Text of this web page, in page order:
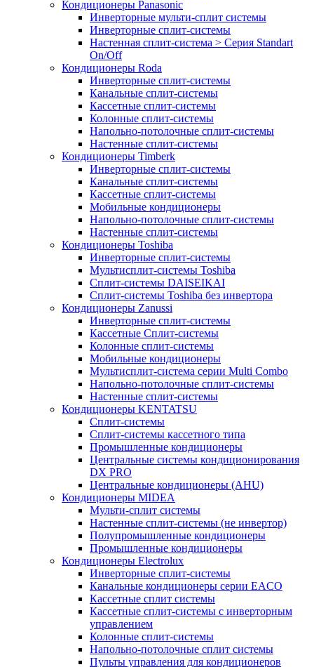
Кондиционеры Panasonic
Инверторные мульти-сплит системы
Инверторные сплит-системы
Настенная сплит-система > Серия Standart
On/Off
Кондиционеры Roda
Инверторные сплит-системы
Канальные сплит-системы
Кассетные сплит-системы
Колонные сплит-системы
Напольно-потолочные сплит-системы
Настенные сплит-системы
Кондиционеры Timberk
Инверторные сплит-системы
Канальные сплит-системы
Кассетные сплит-системы
Мобильные кондиционеры
Напольно-потолочные сплит-системы
Настенные сплит-системы
Кондиционеры Toshiba
Инверторные сплит-системы
Мультисплит-системы Toshiba
Сплит-системы DAISEIKAI
Сплит-системы Toshiba без инвертора
Кондиционеры Zanussi
Инверторные сплит-системы
Кассетные Сплит-системы
Колонные сплит-системы
Мобильные кондиционеры
Мультисплит-система серии Multi Combo
Напольно-потолочные сплит-системы
Настенные сплит-системы
Кондиционеры KENTATSU
Сплит-системы
Сплит-системы кассетного типа
Промышленные кондиционеры
Центральные системы кондиционирования
DX PRO
Центральные кондиционеры (AHU)
Кондиционеры MIDEA
Мульти-сплит системы
Настенные сплит-системы (не инвертор)
Полупромышленные кондиционеры
Промышленные кондиционеры
Кондиционеры Electrolux
Инверторные сплит-системы
Канальные кондиционеры серии EACO
Кассетные сплит системы
Кассетные сплит-системы с инверторным
управлением
Колонные сплит-системы
Напольно-потолочные сплит системы
Пульты управления для кондиционеров